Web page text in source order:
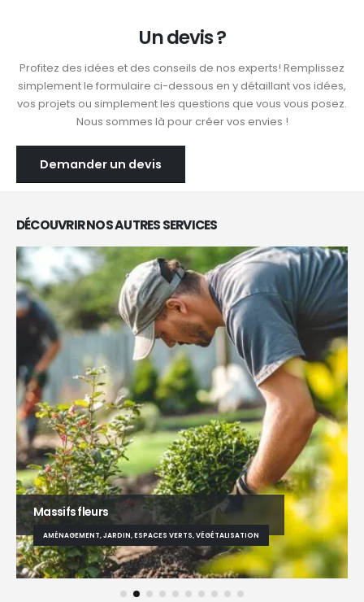
Un devis ?
Profitez des idées et des conseils de nos experts! Remplissez
simplement le formulaire ci-dessous en y détaillant vos idées,
vos projets ou simplement les questions que vous vous posez.
Nous sommes là pour créer vos envies !
Demander un devis
DÉCOUVRIR NOS AUTRES SERVICES
Massifs fleurs
AMÉNAGEMENT, JARDIN, ESPACES VERTS, VÉGÉTALISATION